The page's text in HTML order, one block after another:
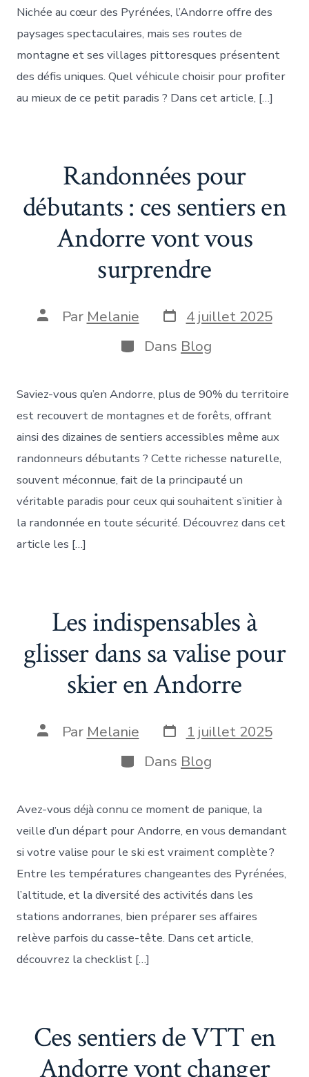
Nichée au cœur des Pyrénées, l’Andorre offre des
paysages spectaculaires, mais ses routes de
montagne et ses villages pittoresques présentent
des défis uniques. Quel véhicule choisir pour profiter
au mieux de ce petit paradis ? Dans cet article, […]
Randonnées pour
débutants : ces sentiers en
Andorre vont vous
surprendre
Auteur
Par Melanie Date
de
publication
4 juillet 2025
Catégories
Dans Blog
Saviez-vous qu’en Andorre, plus de 90% du territoire
est recouvert de montagnes et de forêts, offrant
ainsi des dizaines de sentiers accessibles même aux
randonneurs débutants ? Cette richesse naturelle,
souvent méconnue, fait de la principauté un
véritable paradis pour ceux qui souhaitent s’initier à
la randonnée en toute sécurité. Découvrez dans cet
article les […]
Les indispensables à
glisser dans sa valise pour
skier en Andorre
Auteur
Par Melanie Date
de
publication
1 juillet 2025
Catégories
Dans Blog
Avez-vous déjà connu ce moment de panique, la
veille d’un départ pour Andorre, en vous demandant
si votre valise pour le ski est vraiment complète ?
Entre les températures changeantes des Pyrénées,
l’altitude, et la diversité des activités dans les
stations andorranes, bien préparer ses affaires
relève parfois du casse-tête. Dans cet article,
découvrez la checklist […]
Ces sentiers de VTT en
Andorre vont changer